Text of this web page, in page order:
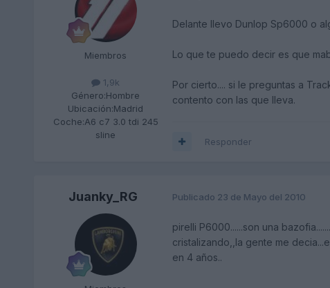
Miembros
1,9k
Género:Hombre
Ubicación:Madrid
Coche:A6 c7 3.0 tdi 245
sline
Delante llevo Dunlop Sp6000 o
Lo que te puedo decir es que
Por cierto.... si le preguntas a
contento con las que lleva.
Responder
Juanky_RG Publicado 23 de Mayo del 2010
pirelli P6000......son una
cristalizando,,la gente me
en 4 años..